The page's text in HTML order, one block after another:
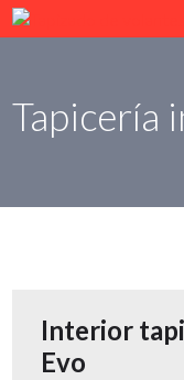
Tapicería
Interior
Evo